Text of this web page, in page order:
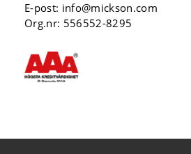
E-post: info@mickson.com
Org.nr: 556552-8295